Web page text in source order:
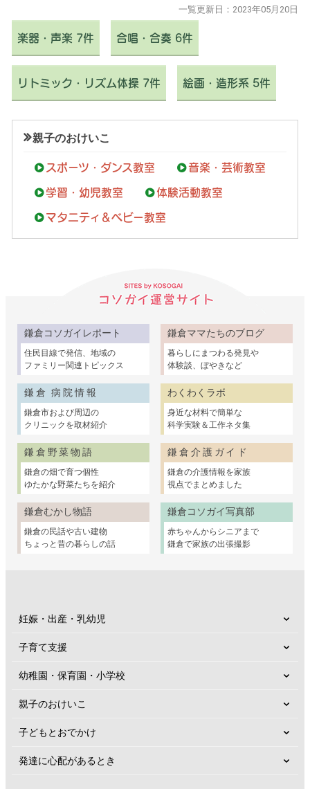
一覧更新日： 2023年05月20日
楽器・声楽 7件 合唱・合奏 6件
リトミック・リズム体操 7件 絵画・造形系 5件
親子のおけいこ
スポーツ・ダンス教室 音楽・芸術教室
学習・幼児教室 体験活動教室
マタニティ＆ベビー教室
鎌倉コソガイレポート
住民目線で発信、地域の
ファミリー関連トピックス
鎌倉ママたちのブログ
暮らしにまつわる発見や
体験談、ぼやきなど
鎌倉 病院情報
鎌倉市および周辺の
クリニックを取材紹介
わくわくラボ
身近な材料で簡単な
科学実験＆工作ネタ集
鎌倉野菜物語
鎌倉の畑で育つ個性
ゆたかな野菜たちを紹介
鎌倉介護ガイド
鎌倉の介護情報を家族
視点でまとめました
鎌倉むかし物語
鎌倉の民話や古い建物
ちょっと昔の暮らしの話
鎌倉コソガイ写真部
赤ちゃんからシニアまで
鎌倉で家族の出張撮影
妊娠・出産・乳幼児
子育て支援
幼稚園・保育園・小学校
親子のおけいこ
子どもとおでかけ
発達に心配があるとき